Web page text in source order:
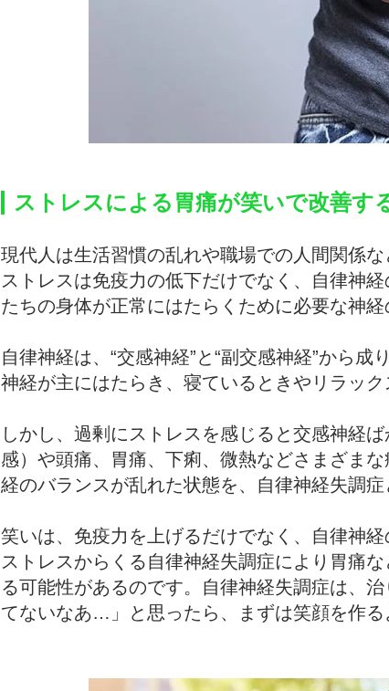
ストレスによる胃痛が笑いで改善す
現代人は生活習慣の乱れや職場での人間関係
ストレスは免疫力の低下だけでなく、自律神
たちの身体が正常にはたらくために必要な神経
自律神経は、“交感神経”と“副交感神経”から
神経が主にはたらき、寝ているときやリラッ
しかし、過剰にストレスを感じると交感神経
感）や頭痛、胃痛、下痢、微熱などさまざま
経のバランスが乱れた状態を、自律神経失調症
笑いは、免疫力を上げるだけでなく、自律神
ストレスからくる自律神経失調症により胃痛
る可能性があるのです。自律神経失調症は、
てないなあ…」と思ったら、まずは笑顔を作る